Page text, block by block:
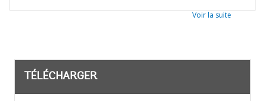
Voir la suite
TÉLÉCHARGER